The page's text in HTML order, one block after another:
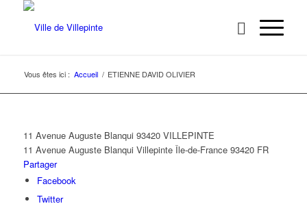
Vous êtes ici : Accueil / ETIENNE DAVID OLIVIER
11 Avenue Auguste Blanqui 93420 VILLEPINTE
11 Avenue Auguste Blanqui Villepinte Île-de-France 93420 FR
Partager
Facebook
Twitter